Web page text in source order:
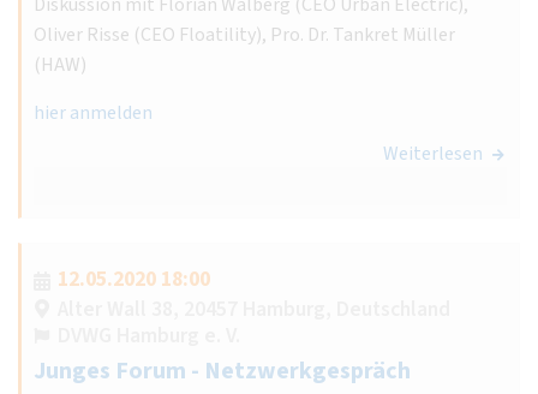
Oliver Risse (CEO Floatility), Pro. Dr. Tankret Müller
(HAW)
hier anmelden
Weiterlesen
12.05.2020 18:00
Junges Forum - Netzwerkgespräch